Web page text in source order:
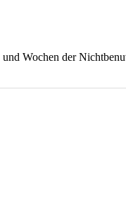
Wochen der